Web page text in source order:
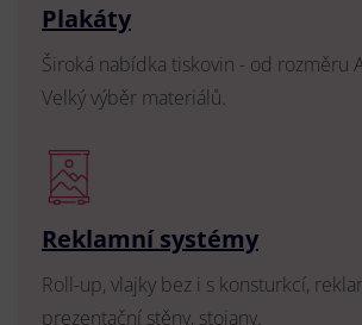
Plakáty
Široká nabídka tiskovin - od rozměru
Velký výběr materiálů.
Reklamní systémy
Roll-up, vlajky bez i s konsturkcí,
prezentační stěny, stojany.